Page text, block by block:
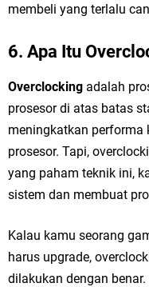
membeli yang terlalu
6. Apa Itu
Overclocking adalah
prosesor di atas batas
meningkatkan performa
prosesor. Tapi,
yang paham teknik ini,
sistem dan membuat
Kalau kamu seorang
harus upgrade,
dilakukan dengan